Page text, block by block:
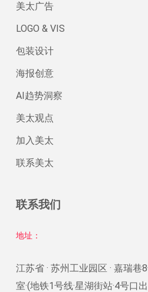
美太广告
LOGO & VIS
包装设计
海报创意
AI趋势洞察
美太观点
加入美太
联系美太
联系我们
地址：
江苏省 · 苏州工业园区 · 嘉瑞
室·(地铁1号线·星湖街站·4号口出